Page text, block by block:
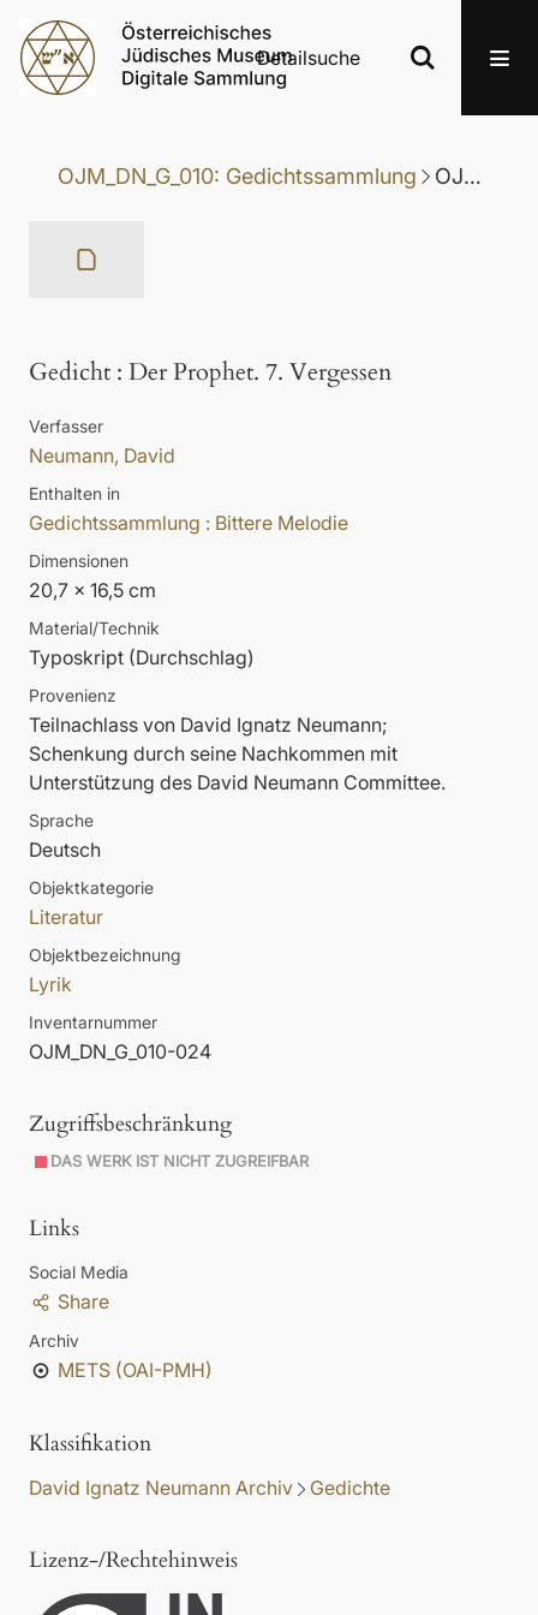
Detailsuche
OJM_DN_G_010: Gedichtssammlung OJM_DN_G_010-024: Gedicht
Gedicht : Der Prophet. 7. Vergessen
Verfasser
Neumann, David
Enthalten in
Gedichtssammlung : Bittere Melodie
Dimensionen
20,7 x 16,5 cm
Material/Technik
Typoskript (Durchschlag)
Provenienz
Teilnachlass von David Ignatz Neumann;
Schenkung durch seine Nachkommen mit
Unterstützung des David Neumann Committee.
Sprache
Deutsch
Objektkategorie
Literatur
Objektbezeichnung
Lyrik
Inventarnummer
OJM_DN_G_010-024
Zugriffsbeschränkung
DAS WERK IST NICHT ZUGREIFBAR
Links
Social Media
Share
Archiv
METS (OAI-PMH)
Klassifikation
David Ignatz Neumann Archiv Gedichte
Lizenz-/Rechtehinweis